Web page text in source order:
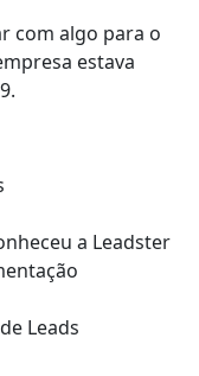
com algo para o
estava
.
a Leadster
Leads